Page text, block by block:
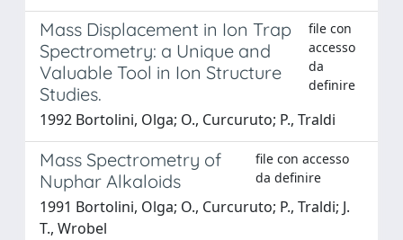
Mass Displacement in Ion Trap
Spectrometry: a Unique and
Valuable Tool in Ion Structure
Studies.
file con
accesso
da
definire
1992 Bortolini, Olga; O., Curcuruto; P., Traldi
Mass Spectrometry of
Nuphar Alkaloids
file con accesso
da definire
1991 Bortolini, Olga; O., Curcuruto; P., Traldi; J.
T., Wrobel